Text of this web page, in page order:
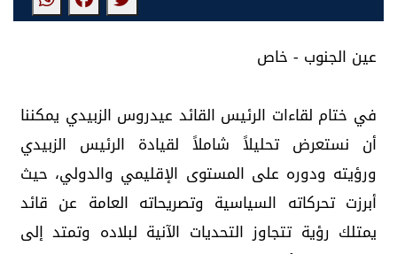
عين الجنوب - خاص
في ختام لقاءات الرئيس القائد عيدروس الزبيدي يمكننا
أن نستعرض تحليلاً شاملاً لقيادة الرئيس الزبيدي
ورؤيته ودوره على المستوى الإقليمي والدولي، حيث
أبرزت تحركاته السياسية وتصريحاته العامة عن قائد
يمتلك رؤية تتجاوز التحديات الآنية لبلاده وتمتد إلى